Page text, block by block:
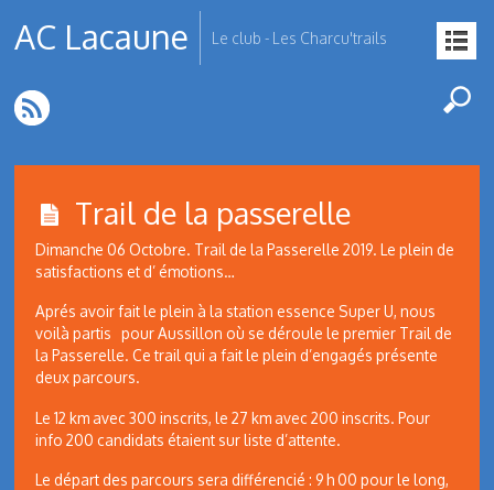
AC Lacaune Le club - Les Charcu'trails
Trail de la passerelle
Dimanche 06 Octobre. Trail de la Passerelle 2019. Le plein de
satisfactions et d’ émotions…
Aprés avoir fait le plein à la station essence Super U, nous
voilà partis pour Aussillon où se déroule le premier Trail de
la Passerelle. Ce trail qui a fait le plein d’engagés présente
deux parcours.
Le 12 km avec 300 inscrits, le 27 km avec 200 inscrits. Pour
info 200 candidats étaient sur liste d’attente.
Le départ des parcours sera différencié : 9 h 00 pour le long,